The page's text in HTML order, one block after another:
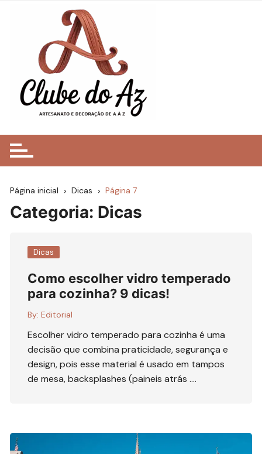
conteúdo
Página inicial Dicas Página 7
Categoria: Dicas
Dicas
Como escolher vidro temperado
para cozinha? 9 dicas!
By: Editorial
Escolher vidro temperado para cozinha é uma
decisão que combina praticidade, segurança e
design, pois esse material é usado em tampos
de mesa, backsplashes (paineis atrás ….